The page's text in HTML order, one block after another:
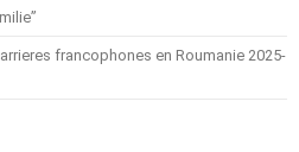
francophones en Roumanie 2025-